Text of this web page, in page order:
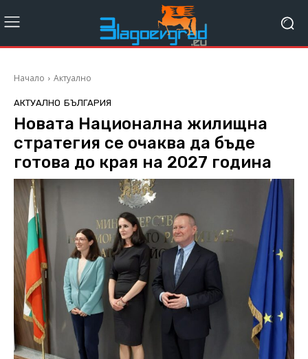
Начало Актуално
АКТУАЛНО БЪЛГАРИЯ
Новата Национална жилищна
стратегия се очаква да бъде
готова до края на 2027 година